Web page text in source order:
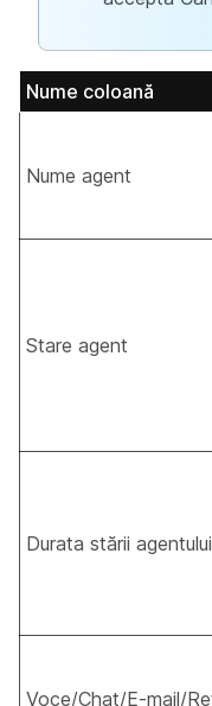
Nume coloană
Nume agent
Stare agent
Durata stării agentului
Voce/Chat/E-mail/